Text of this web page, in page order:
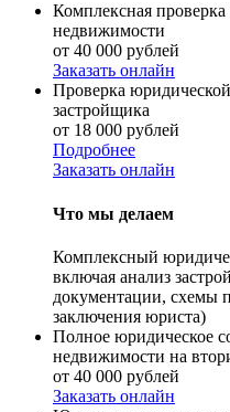
Комплексная
недвижимости
от 40 000 рублей
Заказать онлайн
Проверка
застройщика
от 18 000 рублей
Подробнее
Заказать онлайн
Что мы делаем
Комплексный
включая анализ
документации, схемы
заключения юриста)
Полное юридическое
недвижимости на
от 40 000 рублей
Заказать онлайн